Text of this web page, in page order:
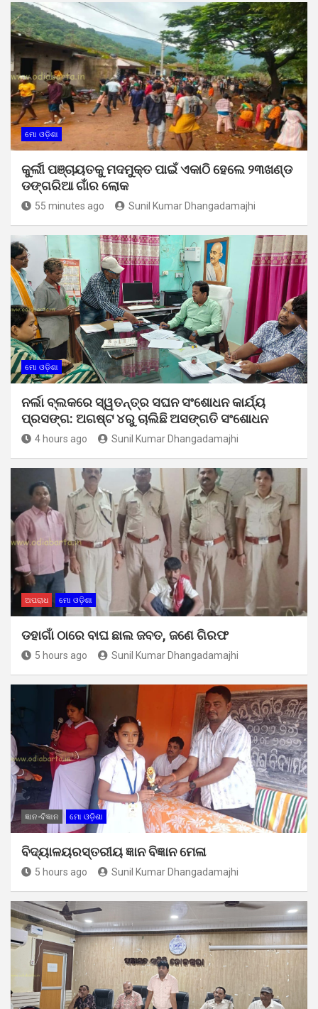
ମୋ ଓଡ଼ିଶା
କୁର୍ଲୀ ପଞ୍ଚାୟତକୁ ମଦମୁକ୍ତ ପାଇଁ ଏକାଠି ହେଲେ ୨୩ଖଣ୍ଡ
ଡଙ୍ଗରିଆ ଗାଁର ଲୋକ
55 minutes ago Sunil Kumar Dhangadamajhi
ମୋ ଓଡ଼ିଶା
ନର୍ଲା ବ୍ଲକରେ ସ୍ୱତନ୍ତ୍ର ସଘନ ସଂଶୋଧନ କାର୍ଯ୍ୟ
ପ୍ରସଙ୍ଗ: ଅଗଷ୍ଟ ୪ରୁ ଚାଲିଛି ଅସଙ୍ଗତି ସଂଶୋଧନ
4 hours ago Sunil Kumar Dhangadamajhi
ଅପରାଧ ମୋ ଓଡ଼ିଶା
ଡହାଗାଁ ଠାରେ ବାଘ ଛାଲ ଜବତ, ଜଣେ ଗିରଫ
5 hours ago Sunil Kumar Dhangadamajhi
ଜ୍ଞାନ-ବିଜ୍ଞାନ ମୋ ଓଡ଼ିଶା
ବିଦ୍ୟାଳୟରସ୍ତରୀୟ ଜ୍ଞାନ ବିଜ୍ଞାନ ମେଳା
5 hours ago Sunil Kumar Dhangadamajhi